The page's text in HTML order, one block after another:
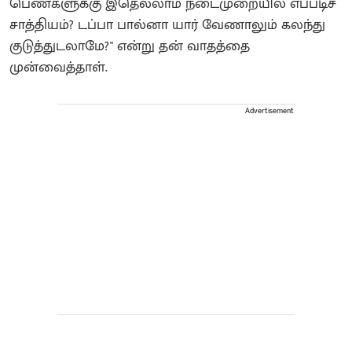
சாத்தியம்? டப்பா பால்னா யார் வேணாலும் கலந்து
குடுத்துடலாமே?" என்று தன் வாதத்தை
முன்வைத்தாள்.
Advertisement